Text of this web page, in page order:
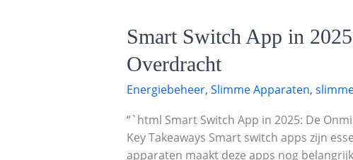
Smart Switch App in
Overdracht
Energiebeheer, Slimme Apparaten,
“`html Smart Switch App in 2025: De
Key Takeaways Smart switch apps zijn
apparaten maakt deze apps nog
Smart
Switch
App
in
2025:
De
Onmisbare
Gids